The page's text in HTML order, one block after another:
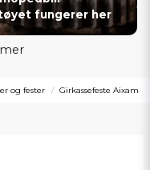
fungerer her
og fester Girkassefeste Aixam